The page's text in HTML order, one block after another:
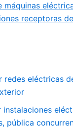
máquinas
receptoras
redes eléctricas
instalaciones
pública